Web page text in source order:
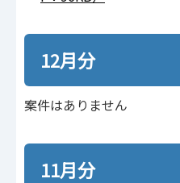
12月分
案件はありません
11月分